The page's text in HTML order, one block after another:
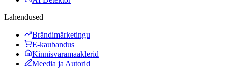
Lahendused
Brändimärketingu
E-kaubandus
Kinnisvaramaaklerid
Meedia ja Autorid